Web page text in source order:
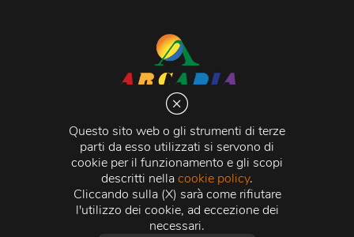
Questo sito web o gli strumenti di terze
parti da esso utilizzati si servono di
cookie per il funzionamento e gli scopi
descritti nellacookie policy.
Cliccando sulla (X) sarà come rifiutare
l'utilizzo dei cookie, ad eccezione dei
necessari.
Via Martiri della Libertà 20066 Melzo (MI)
C.C.I.A.A. - R.E.A di Milano n. 1427910
Registro delle Imprese di Milano n. 338392 -
Fiscale e Partita Iva11015840157 | Capitale Sociale
500.000,00 i.v.
Credits:Crea Informatica S.r.l. 2026 © Tutti i diritti
riservati.